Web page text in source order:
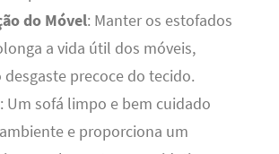
do Móvel: Manter os estofados
a vida útil dos móveis,
precoce do tecido.
: Um sofá limpo e bem cuidado
e proporciona um